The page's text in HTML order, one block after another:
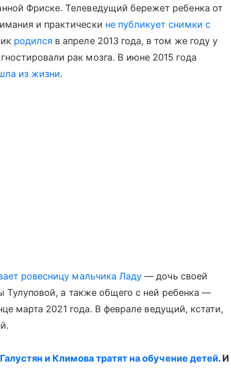
Фриске. Телеведущий бережет ребенка от
и практически не публикует снимки с
родился в апреле 2013 года, в том же году у
рак мозга. В июне 2015 года
из жизни.
ровесницу мальчика Ладу — дочь своей
Тулуповой, а также общего с ней ребенка —
марта 2021 года. В феврале ведущий, кстати,
и Климова тратят на обучение детей. И